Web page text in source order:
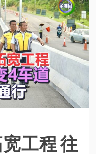
工程 往